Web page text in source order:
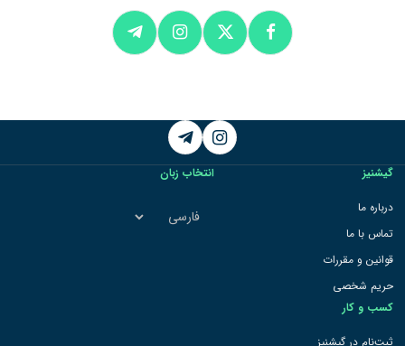
Instagram
Telegram
گیشنیز
درباره ما
تماس با ما
قوانین و مقررات
حریم شخصی
کسب و کار
ثبت‌نام در گیشنیز
انتخاب زبان
انتخاب
زبان